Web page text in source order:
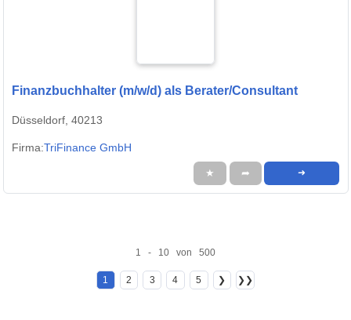
Finanzbuchhalter (m/w/d) als Berater/Consultant
Düsseldorf, 40213
Firma:TriFinance GmbH
★ ➦ ➜
1 - 10 von 500
1 2 3 4 5 ❯ ❯❯